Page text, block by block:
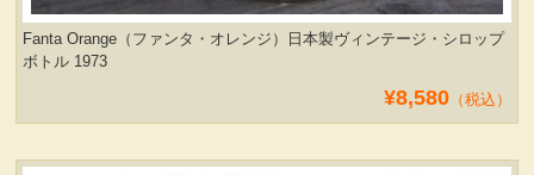
Fanta Orange（ファンタ・オレンジ）日本製ヴィンテージ・シロップ
ボトル 1973
¥8,580（税込）